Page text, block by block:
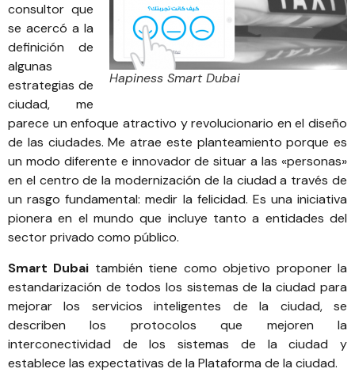
Hapiness Smart Dubai
consultor que
se acercó a la
definición de
algunas
estrategias de
ciudad, me
parece un enfoque atractivo y revolucionario en el diseño
de las ciudades. Me atrae este planteamiento porque es
un modo diferente e innovador de situar a las «personas»
en el centro de la modernización de la ciudad a través de
un rasgo fundamental: medir la felicidad. Es una iniciativa
pionera en el mundo que incluye tanto a entidades del
sector privado como público.
Smart Dubai también tiene como objetivo proponer la
estandarización de todos los sistemas de la ciudad para
mejorar los servicios inteligentes de la ciudad, se
describen los protocolos que mejoren la
interconectividad de los sistemas de la ciudad y
establece las expectativas de la Plataforma de la ciudad.